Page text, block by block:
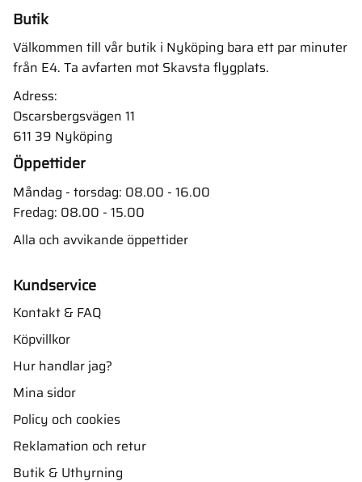
Butik
Välkommen till vår butik i Nyköping bara ett par minuter
från E4. Ta avfarten mot Skavsta flygplats.
Adress:
Oscarsbergsvägen 11
611 39 Nyköping
Öppettider
Måndag - torsdag: 08.00 - 16.00
Fredag: 08.00 - 15.00
Alla och avvikande öppettider
Kundservice
Kontakt & FAQ
Köpvillkor
Hur handlar jag?
Mina sidor
Policy och cookies
Reklamation och retur
Butik & Uthyrning